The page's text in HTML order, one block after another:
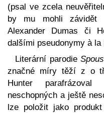
(psal ve zcela
by mu mohli závidět
Alexander Dumas či
dalšími pseudonymy à la
Literární parodie
značné míry těží z o
Hunter
neschopných a ještě
lze položit jako